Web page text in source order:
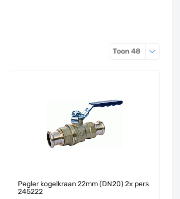
Toon 48Producten
Pegler kogelkraan 22mm (DN20) 2x pers
245222